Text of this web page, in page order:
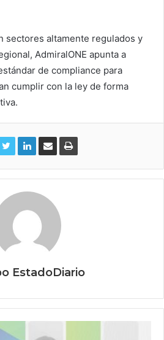
sectores altamente regulados y
AdmiralONE apunta a
de compliance para
cumplir con la ley de forma
EstadoDiario